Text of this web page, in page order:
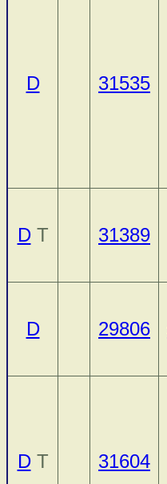
D 31535
DT 31389
D 29806
DT 31604